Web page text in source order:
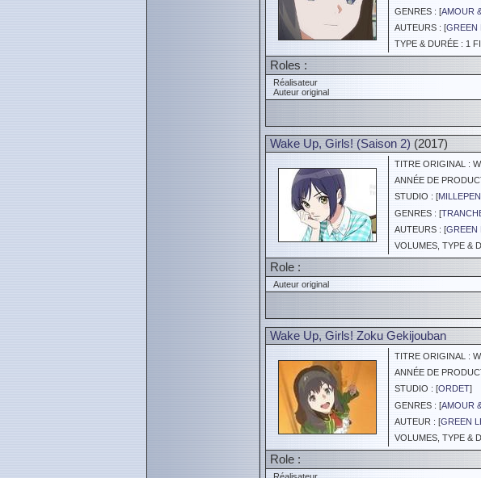
GENRES : [AMOUR
AUTEURS : [GREEN
TYPE & DURÉE : 1
Roles :
Réalisateur
Auteur original
Wake Up, Girls! (Saison 2) (2017)
TITRE ORIGINAL :
ANNÉE DE
STUDIO : [
GENRES : [
AUTEURS : [GREEN
VOLUMES, TYPE &
Role :
Auteur original
Wake Up, Girls! Zoku Gekijouban
TITRE ORIGINAL :
ANNÉE DE
STUDIO : [ORDET]
GENRES : [AMOUR
AUTEUR : [GREEN
VOLUMES, TYPE &
Role :